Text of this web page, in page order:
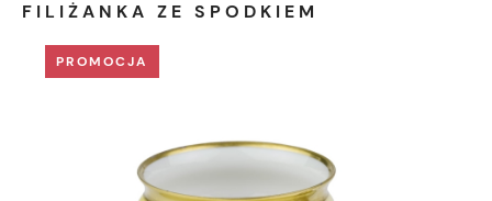
FILIŻANKA ZE SPODKIEM
PROMOCJA